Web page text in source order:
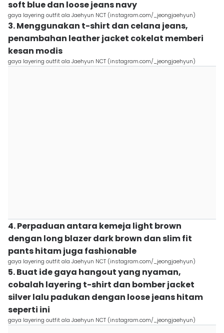
soft blue dan loose jeans navy
gaya layering outfit ala Jaehyun NCT (instagram.com/_jeongjaehyun)
3. Menggunakan t-shirt dan celana jeans,
penambahan leather jacket cokelat memberi
kesan modis
gaya layering outfit ala Jaehyun NCT (instagram.com/_jeongjaehyun)
4. Perpaduan antara kemeja light brown
dengan long blazer dark brown dan slim fit
pants hitam juga fashionable
gaya layering outfit ala Jaehyun NCT (instagram.com/_jeongjaehyun)
5. Buat ide gaya hangout yang nyaman,
cobalah layering t-shirt dan bomber jacket
silver lalu padukan dengan loose jeans hitam
seperti ini
gaya layering outfit ala Jaehyun NCT (instagram.com/_jeongjaehyun)